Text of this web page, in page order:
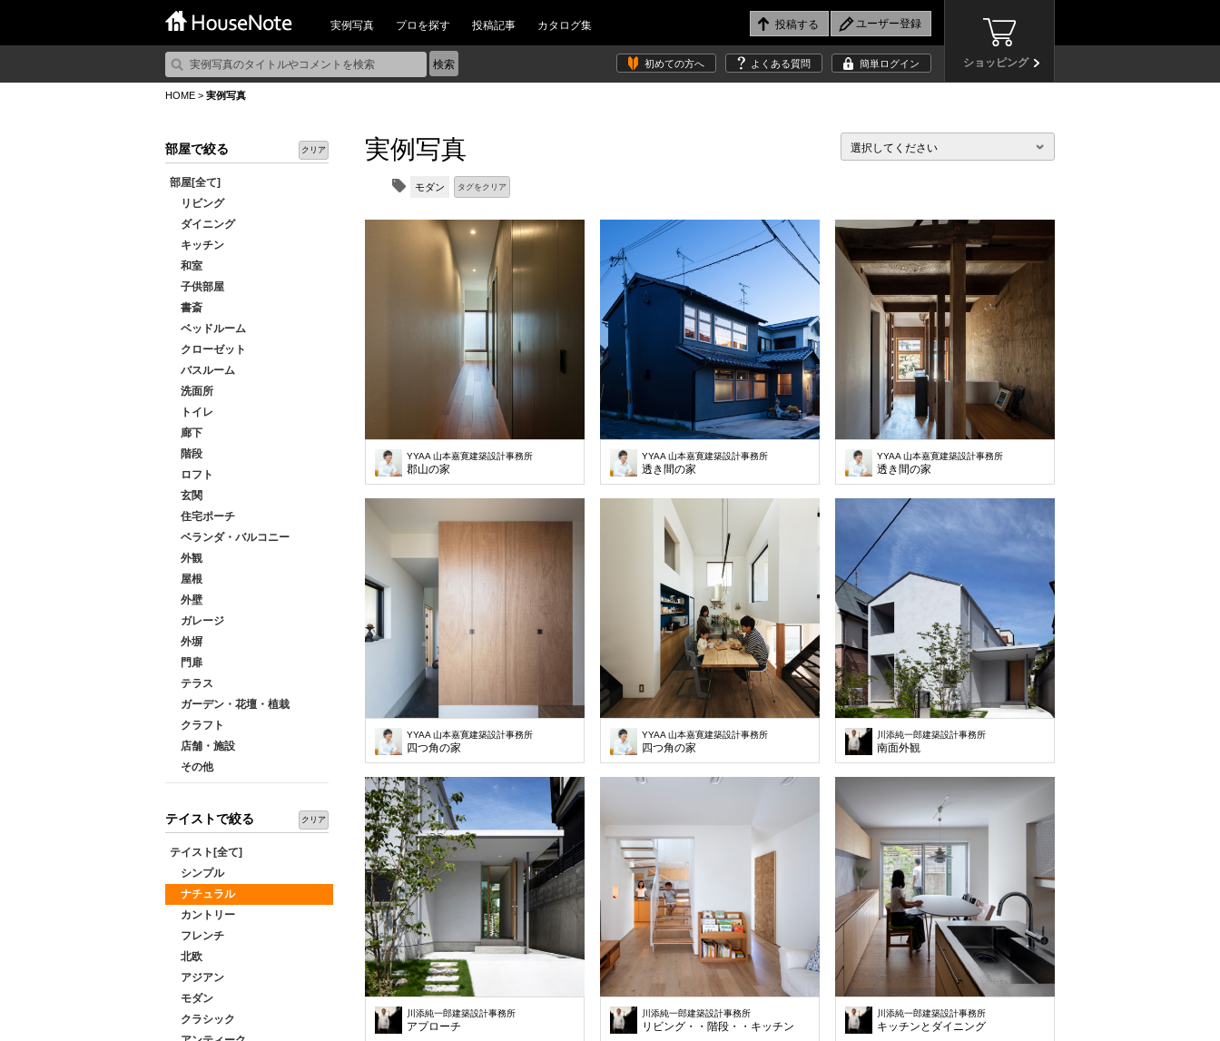
実例写真 プロを探す 投稿記事 カタログ集
ショッピング
初めての方へ よくある質問 簡単ログイン
HOME > 実例写真
部屋で絞る クリア
部屋[全て]
リビング
ダイニング
キッチン
和室
子供部屋
書斎
ベッドルーム
クローゼット
バスルーム
洗面所
トイレ
廊下
階段
ロフト
玄関
住宅ポーチ
ベランダ・バルコニー
外観
屋根
外壁
ガレージ
外塀
門扉
テラス
ガーデン・花壇・植栽
クラフト
店舗・施設
その他
テイストで絞る クリア
テイスト[全て]
シンプル
ナチュラル
カントリー
フレンチ
北欧
アジアン
モダン
クラシック
実例写真
モダン タグをクリア
選択してください
YYAA 山本嘉寛建築設計事務所
郡山の家
YYAA 山本嘉寛建築設計事務所
透き間の家
YYAA 山本嘉寛建築設計事務所
透き間の家
YYAA 山本嘉寛建築設計事務所
四つ角の家
YYAA 山本嘉寛建築設計事務所
四つ角の家
川添純一郎建築設計事務所
南面外観
川添純一郎建築設計事務所
アプローチ
川添純一郎建築設計事務所
リビング・・階段・・キッチン
川添純一郎建築設計事務所
キッチンとダイニング